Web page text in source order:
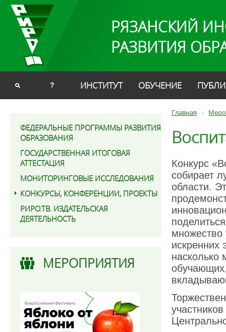
РЯЗАНСКИЙ
РАЗВИТИЯ
? ИНСТИТУТ ОБУЧЕНИЕ
ФЕДЕРАЛЬНЫЕ ПРОГРАММЫ РАЗВИТИЯ
ОБРАЗОВАНИЯ
ГОСУДАРСТВЕННАЯ ИТОГОВАЯ
АТТЕСТАЦИЯ
МОНИТОРИНГОВЫЕ ИССЛЕДОВАНИЯ
КОНКУРСЫ, КОНФЕРЕНЦИИ, ПРОЕКТЫ
РИРО.ТВ. ИЗДАТЕЛЬСКАЯ
ДЕЯТЕЛЬНОСТЬ
МЕРОПРИЯТИЯ
Главная
Конкурс
собирает
области.
множество
искренних
насколько